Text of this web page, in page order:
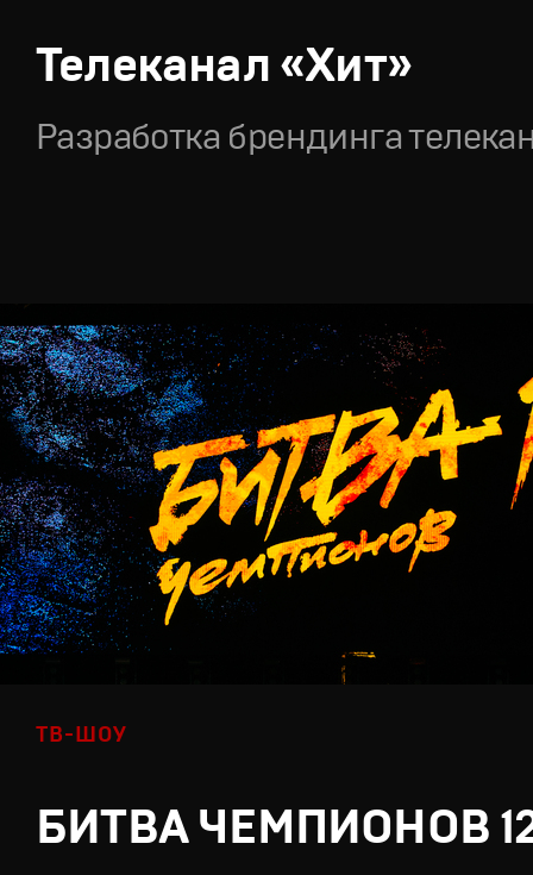
Телеканал «Хит»
Разработка брендинга
ТВ-ШОУ
БИТВА ЧЕМПИОНОВ